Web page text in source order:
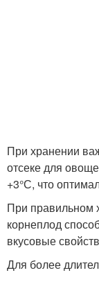
При хранении
отсеке для
+3°С, что
При правильном
корнеплод
вкусовые
Для более